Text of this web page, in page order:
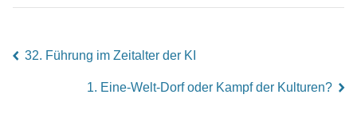
left32. Führung im Zeitalter der KI
1. Eine-Welt-Dorf oder Kampf der Kulturen? right